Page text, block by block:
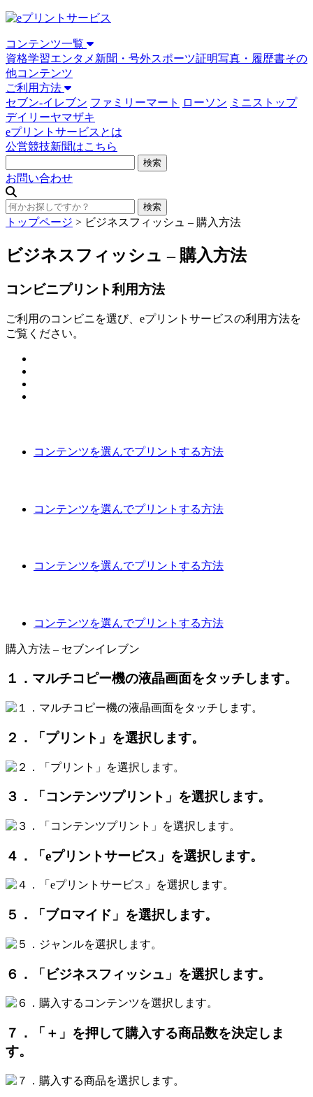
コンテンツ一覧
資格学習エンタメ 新聞・号外スポーツ証明写真・履歴書その
他コンテンツ
ご利用方法
セブン-イレブン ファミリーマート ローソン ミニストップ
デイリーヤマザキ
eプリントサービスとは
公営競技新聞はこちら
お問い合わせ
トップページ > ビジネスフィッシュ – 購入方法
ビジネスフィッシュ – 購入方法
コンビニプリント利用方法
ご利用のコンビニを選び、eプリントサービスの利用方法を
ご覧ください。
コンテンツを選んでプリントする方法
コンテンツを選んでプリントする方法
コンテンツを選んでプリントする方法
コンテンツを選んでプリントする方法
購入方法 – セブンイレブン
１．マルチコピー機の液晶画面をタッチします。
２．「プリント」を選択します。
３．「コンテンツプリント」を選択します。
４．「eプリントサービス」を選択します。
５．「ブロマイド」を選択します。
６．「ビジネスフィッシュ」を選択します。
７．「＋」を押して購入する商品数を決定しま
す。